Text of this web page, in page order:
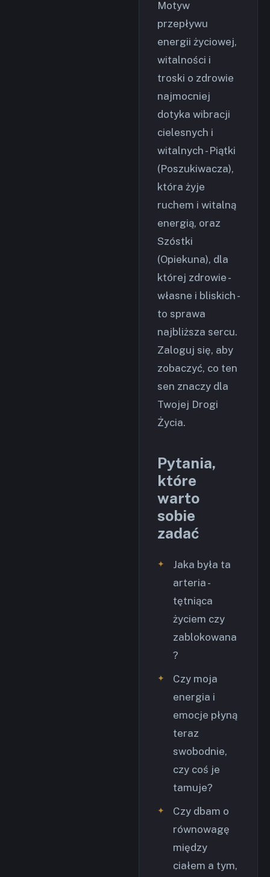
Motyw
przepływu
energii życiowej,
witalności i
troski o zdrowie
najmocniej
dotyka wibracji
cielesnych i
witalnych - Piątki
(Poszukiwacza),
która żyje
ruchem i witalną
energią, oraz
Szóstki
(Opiekuna), dla
której zdrowie -
własne i bliskich -
to sprawa
najbliższa sercu.
Zaloguj się, aby
zobaczyć, co ten
sen znaczy dla
Twojej Drogi
Życia.
Pytania,
które
warto
sobie
zadać
Jaka była ta
arteria -
tętniąca
życiem czy
zablokowana
?
Czy moja
energia i
emocje płyną
teraz
swobodnie,
czy coś je
tamuje?
Czy dbam o
równowagę
między
ciałem a tym,